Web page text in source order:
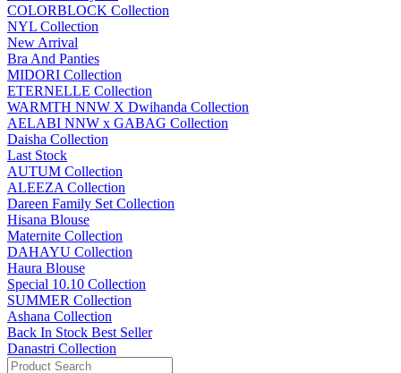
COLORBLOCK Collection
NYL Collection
New Arrival
Bra And Panties
MIDORI Collection
ETERNELLE Collection
WARMTH NNW X Dwihanda Collection
AELABI NNW x GABAG Collection
Daisha Collection
Last Stock
AUTUM Collection
ALEEZA Collection
Dareen Family Set Collection
Hisana Blouse
Maternite Collection
DAHAYU Collection
Haura Blouse
Special 10.10 Collection
SUMMER Collection
Ashana Collection
Back In Stock Best Seller
Danastri Collection